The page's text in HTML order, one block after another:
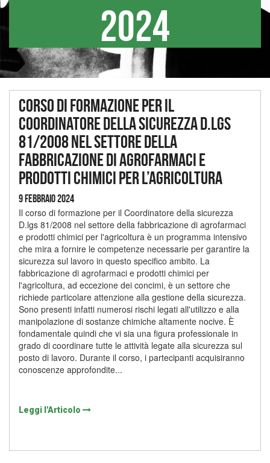
2024
Corso di formazione per il
Coordinatore della sicurezza D.lgs
81/2008 nel settore della
fabbricazione di agrofarmaci e
prodotti chimici per l’agricoltura
9 Febbraio 2024
Il corso di formazione per il Coordinatore della sicurezza
D.lgs 81/2008 nel settore della fabbricazione di agrofarmaci
e prodotti chimici per l'agricoltura è un programma intensivo
che mira a fornire le competenze necessarie per garantire la
sicurezza sul lavoro in questo specifico ambito. La
fabbricazione di agrofarmaci e prodotti chimici per
l'agricoltura, ad eccezione dei concimi, è un settore che
richiede particolare attenzione alla gestione della sicurezza.
Sono presenti infatti numerosi rischi legati all'utilizzo e alla
manipolazione di sostanze chimiche altamente nocive. È
fondamentale quindi che vi sia una figura professionale in
grado di coordinare tutte le attività legate alla sicurezza sul
posto di lavoro. Durante il corso, i partecipanti acquisiranno
conoscenze approfondite...
Leggi l'Articolo